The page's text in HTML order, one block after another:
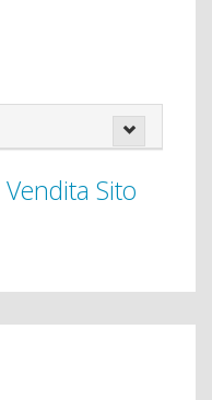
Vendita Sito